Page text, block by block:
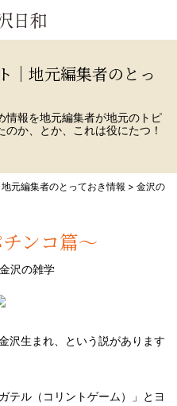
｜地元編集者のとっ
情報を地元編集者が地元のトピ
か、とか、これは役にたつ！
元編集者のとっておき情報 >金沢の
ンコ篇～
金沢の雑学
沢生まれ、という説があります
テル（コリントゲーム）」とヨ